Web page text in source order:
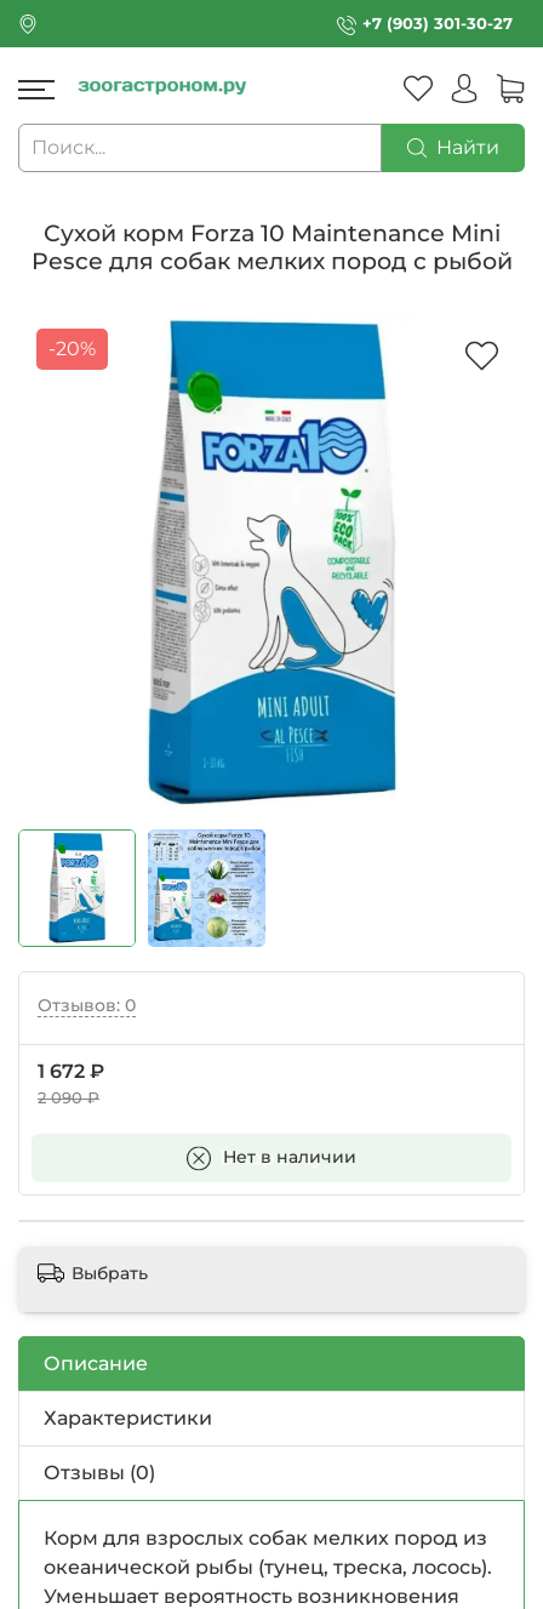
+7 (903) 301-30-27
Найти
Сухой корм Forza 10 Maintenance Mini
Pesce для собак мелких пород с рыбой
-20%
Отзывов: 0
1 672 ₽
2 090 ₽
Нет в наличии
В корзину
Выбрать
Описание
Характеристики
Отзывы (0)
Корм для взрослых собак мелких пород из
океанической рыбы (тунец, треска, лосось).
Уменьшает вероятность возникновения